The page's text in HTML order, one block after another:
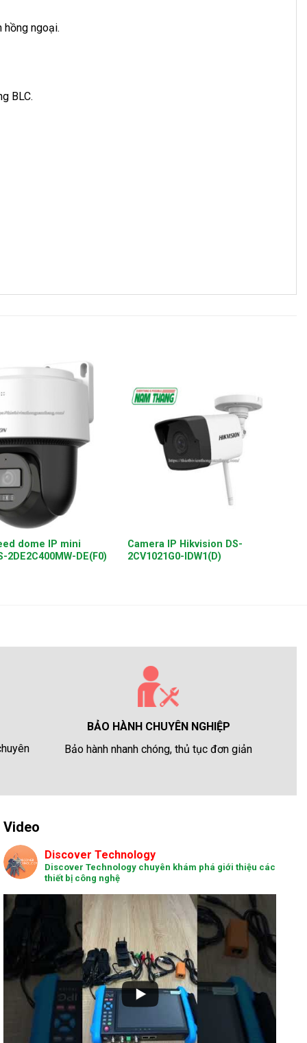
hồng ngoại.
BLC.
dome IP mini
2DE2C400MW-DE(F0)
Camera IP Hikvision DS-
2CV1021G0-IDW1(D)
BẢO HÀNH CHUYÊN NGHIỆP
Bảo hành nhanh chóng, thủ tục đơn giản
Video
Discover Technology
Discover Technology chuyên khám phá giới thiệu các
thiết bị công nghệ